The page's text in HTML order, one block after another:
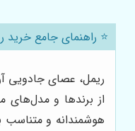
⭐️ راهنمای جامع خرید
ریمل، عصای جادویی
از برندها و مدل‌های
هوشمندانه و متناسب